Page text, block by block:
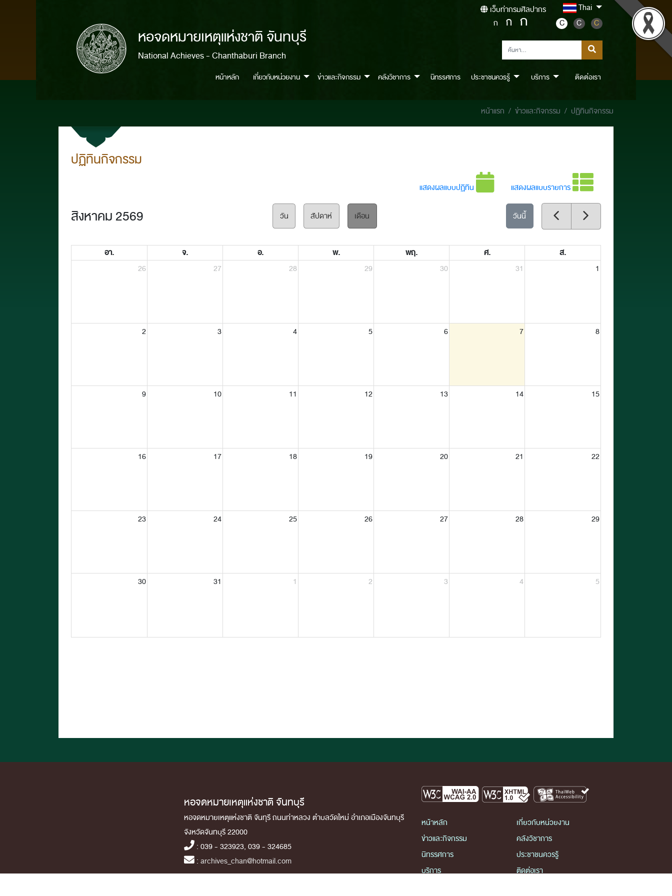
หอจดหมายเหตุแห่งชาติ จันทบุรี
National Achieves - Chanthaburi Branch
เว็บท่ากรมศิลปากร
Thai
ก
ก ก C C C
หน้าหลัก เกี่ยวกับหน่วยงาน ข่าวและกิจกรรม คลังวิชาการ นิทรรศการ ประชาชนควรรู้ บริการ ติดต่อเรา
หน้าแรก ข่าวและกิจกรรม ปฏิทินกิจกรรม
ปฏิทินกิจกรรม
แสดงผลแบบปฏิทิน แสดงผลแบบรายการ
สิงหาคม 2569 วัน สัปดาห์ เดือน วันนี้
อา. จ. อ. พ. พฤ. ศ.
ส.
26
27 28 29 30 31 1
2 3 4 5 6 7 8
9 10 11 12 13 14 15
16 17 18 19 20 21 22
23 24 25 26 27 28 29
30 31 1 2 3 4 5
หอจดหมายเหตุแห่งชาติ จันทบุรี
หอจดหมายเหตุแห่งชาติ จันทุรี ถนนท่าหลวง ตำบลวัดใหม่ อำเภอเมืองจันทบุรี
จังหวัดจันทบุรี 22000
: 039 - 323923, 039 - 324685
: archives_chan@hotmail.com
หน้าหลัก
ข่าวและกิจกรรม
นิทรรศการ
บริการ
เกี่ยวกับหน่วยงาน
คลังวิชาการ
ประชาชนควรรู้
ติดต่อเรา